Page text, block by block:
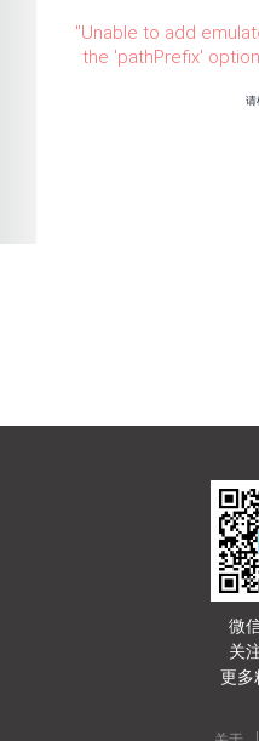
"Unable to add
the 'pathPrefix'
请
微
关
更多